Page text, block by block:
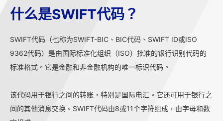
什么是SWIFT代码？
SWIFT代码（也称为SWIFT-BIC、BIC代码、SWIFT ID或ISO
9362代码）是由国际标准化组织（ISO）批准的银行识别代码的
标准格式。它是金融和非金融机构的唯一标识代码。
该代码用于银行之间的转账，特别是国际电汇。它还可用于银行之
间的其他消息交换。SWIFT代码由8或11个字符组成，由字母和数